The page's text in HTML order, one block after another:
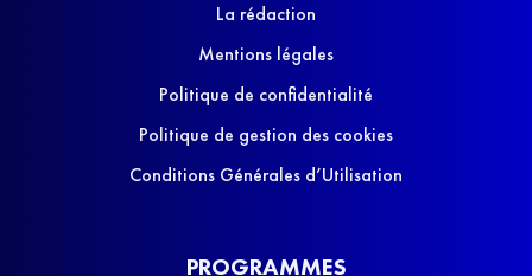
La rédaction
Mentions légales
Politique de confidentialité
Politique de gestion des cookies
Conditions Générales d’Utilisation
PROGRAMMES